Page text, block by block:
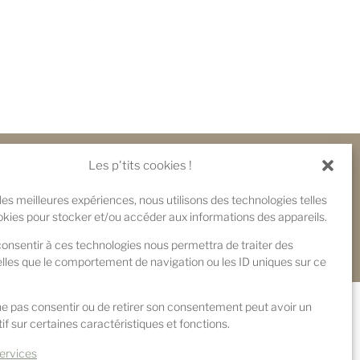
Les p'tits cookies !
meilleures expériences, nous utilisons des technologies telles
pour stocker et/ou accéder aux informations des appareils.
à ces technologies nous permettra de traiter des
que le comportement de navigation ou les ID uniques sur ce
pas consentir ou de retirer son consentement peut avoir un
sur certaines caractéristiques et fonctions.